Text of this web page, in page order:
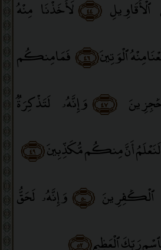
﴿٤٤﴾ لَأَخَذْنَا مِنْهُ
مِنْهُ ٱلْوَتِينَ﴿٤٦﴾ فَمَا مِنكُم
﴿٤٧﴾ وَإِنَّهُۥ لَتَذْكِرَةٌۭ
لَنَعْلَمُ أَنَّ مِنكُم مُّكَذِّبِينَ ﴿٤٩﴾
ٱلْكَٰفِرِينَ ﴿٥٠﴾ وَإِنَّهُۥ لَحَقُّ
رَبِّكَ ٱلْعَظِيمِ ﴿٥٢﴾